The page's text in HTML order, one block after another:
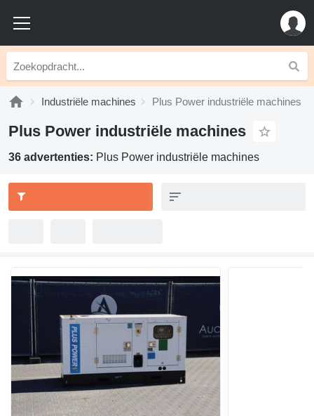
Industriële machines Plus Power industriële machines
Plus Power industriële machines
36 advertenties: Plus Power industriële machines